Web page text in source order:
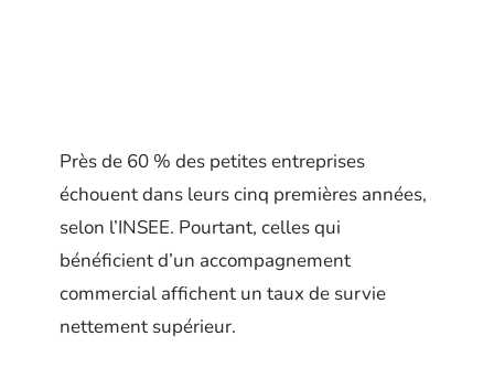
Près de 60 % des petites entreprises
échouent dans leurs cinq premières années,
selon l’INSEE. Pourtant, celles qui
bénéficient d’un accompagnement
commercial affichent un taux de survie
nettement supérieur.